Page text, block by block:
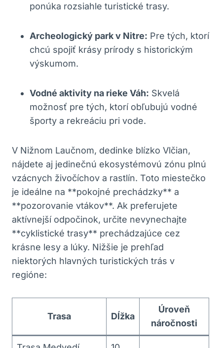
ponúka ​rozsiahle turistické trasy.
Archeologický park‌ v Nitre: Pre​ tých, ktorí
chcú spojiť krásy prírody s historickým
výskumom.
Vodné ⁤aktivity na ‌rieke Váh: ⁤Skvelá
možnosť pre ‍tých, ktorí obľubujú vodné
športy a rekreáciu⁤ pri vode.
V Nižnom Laučnom, dedinke blízko Vlčian,
nájdete ‍aj jedinečnú ‌ekosystémovú zónu plnú
vzácnych živočíchov a rastlín. Toto‌ miestečko⁣
je ideálne na **pokojné prechádzky** a
**pozorovanie vtákov**. Ak preferujete⁤
aktívnejší​ odpočinok,⁢ určite‌ nevynechajte
⁣**cyklistické​ trasy** prechádzajúce⁣ cez
krásne lesy‌ a‍ lúky. Nižšie je‌ prehľad
niektorých hlavných turistických trás v
regióne:
Trasa Dĺžka
Úroveň
náročnosti